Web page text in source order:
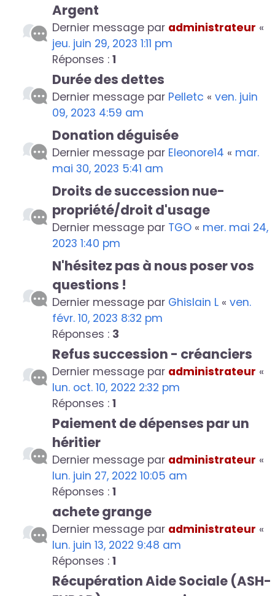
Argent
Dernier message par administrateur «
jeu. juin 29, 2023 1:11 pm
Réponses : 1
Durée des dettes
Dernier message par Pelletc « ven. juin
09, 2023 4:59 am
Donation déguisée
Dernier message par Eleonore14 « mar.
mai 30, 2023 5:41 am
Droits de succession nue-
propriété/droit d'usage
Dernier message par TGO « mer. mai 24,
2023 1:40 pm
N'hésitez pas à nous poser vos
questions !
Dernier message par Ghislain L « ven.
févr. 10, 2023 8:32 pm
Réponses : 3
Refus succession - créanciers
Dernier message par administrateur «
lun. oct. 10, 2022 2:32 pm
Réponses : 1
Paiement de dépenses par un
héritier
Dernier message par administrateur «
lun. juin 27, 2022 10:05 am
Réponses : 1
achete grange
Dernier message par administrateur «
lun. juin 13, 2022 9:48 am
Réponses : 1
Récupération Aide Sociale (ASH-